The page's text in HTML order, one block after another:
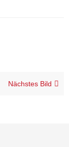
Nächstes Bild